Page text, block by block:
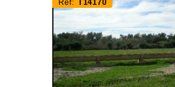
Ref: T14170